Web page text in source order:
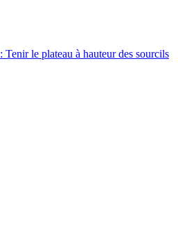
le plateau à hauteur des sourcils